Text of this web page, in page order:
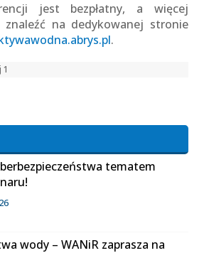
jest bezpłatny, a więcej
na dedykowanej stronie
.
tematem
wody – WANiR zaprasza na